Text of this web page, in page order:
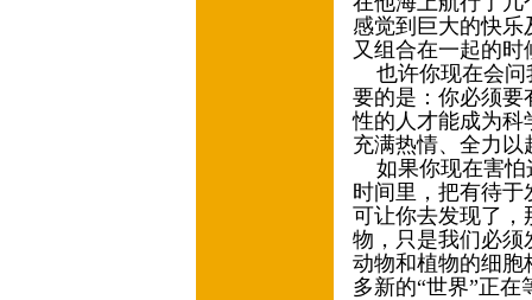
感觉到巨大的快
又组合在一起的
也许你现在会问
要的是：你必须要
性的人才能成为科
充满热情、全力以
如果你现在害怕
时间里，把有待
可让你去发现了，
物，只是我们必须
动物和植物的细胞
多新的“世界”正